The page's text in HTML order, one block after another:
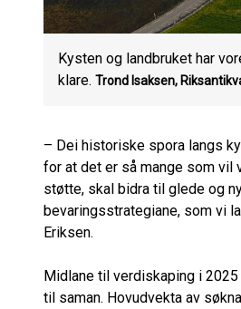
Kysten og landbruket har
klare. Trond Isaksen,
– Dei historiske spora langs
for at det er så mange som vil
støtte, skal bidra til glede og
bevaringsstrategiane, som vi
Eriksen.
Midlane til verdiskaping i
til saman. Hovudvekta av